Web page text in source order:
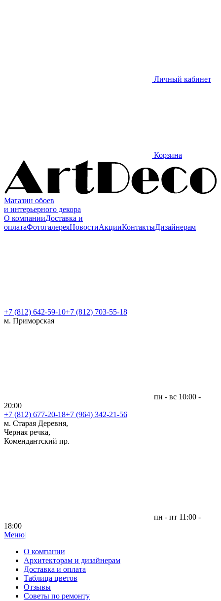
Личный кабинет
Корзина
Магазин обоев
и интерьерного декора
О компанииДоставка и
оплатаФотогалереяНовостиАкцииКонтактыДизайнерам
+7 (812) 642-59-10+7 (812) 703-55-18
м. Приморская
пн - вс 10:00 -
20:00
+7 (812) 677-20-18+7 (964) 342-21-56
м. Старая Деревня,
Черная речка,
Комендантский пр.
пн - пт 11:00 -
18:00
Меню|
О компании
Архитекторам и дизайнерам
Доставка и оплата
Таблица цветов
Отзывы
Советы по ремонту